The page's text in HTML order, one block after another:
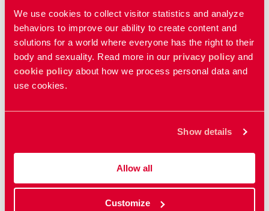
We use cookies to collect visitor statistics and analyze
behaviors to improve our ability to create content and
solutions for a world where everyone has the right to their
body and sexuality. Read more in our privacy policy and
cookie policy about how we process personal data and
use cookies.
Show details
Allow all
Customize
Bêtir hîn bibe
Fîlmên
Ferheng